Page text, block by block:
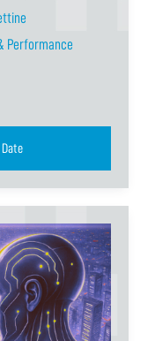
Performance
Vedi tutti i Dettagli e le Date